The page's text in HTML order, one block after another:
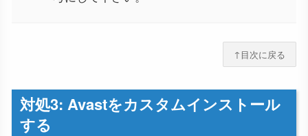
↑目次に戻る
対処3: Avastをカスタムインストール
する